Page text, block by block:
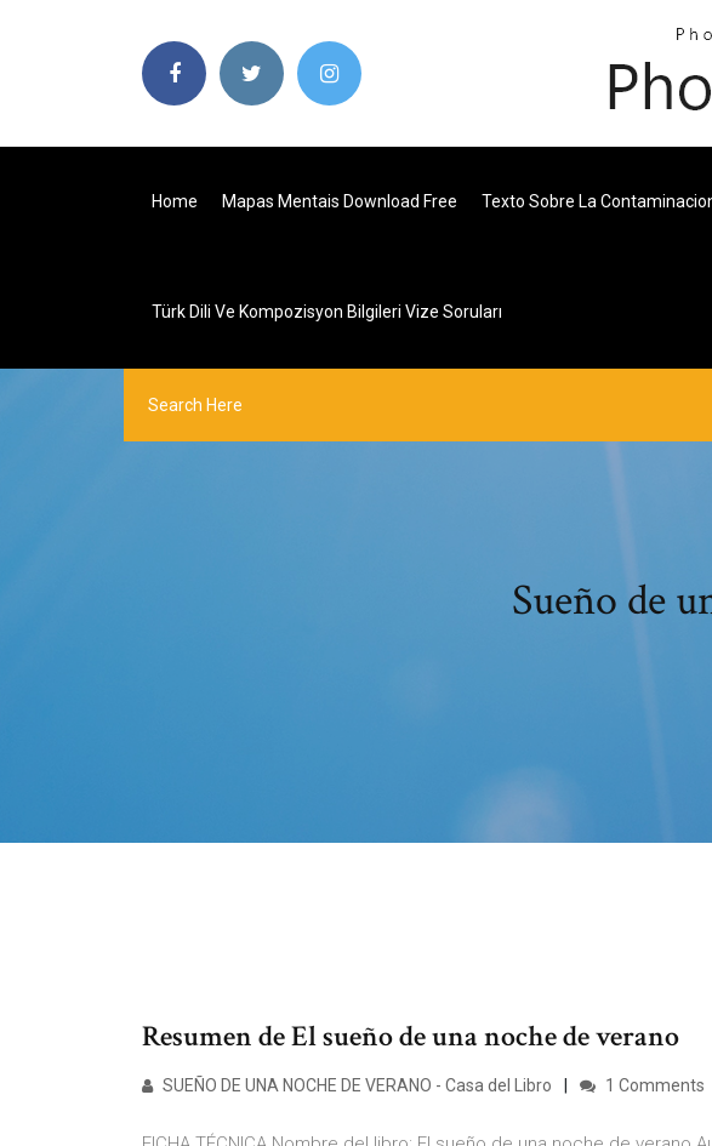
Home Mapas Mentais Download Free Texto Sobre La
Türk Dili Ve Kompozisyon Bilgileri Vize Soruları
Sueño de
Resumen de El sueño de una noche de verano
SUEÑO DE UNA NOCHE DE VERANO - Casa del Libro 1 Comments